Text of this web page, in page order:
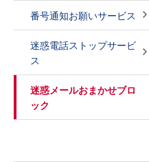
番号通知お願いサービス
迷惑電話ストップサービ
ス
迷惑メールおまかせブロ
ック